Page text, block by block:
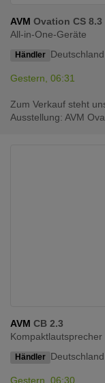
AVM Ovation CS 8.3
All-in-One-Geräte
Händler
Gestern, 06:31
Zum Verkauf steht
Ausstellung: AVM
AVM CB 2.3
Kompaktlautsprecher
Händler
Gestern, 06:30